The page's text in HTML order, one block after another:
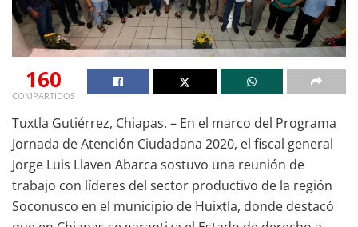
160
COMPARTIDOS
Tuxtla Gutiérrez, Chiapas. – En el marco del Programa
Jornada de Atención Ciudadana 2020, el fiscal general
Jorge Luis Llaven Abarca sostuvo una reunión de
trabajo con líderes del sector productivo de la región
Soconusco en el municipio de Huixtla, donde destacó